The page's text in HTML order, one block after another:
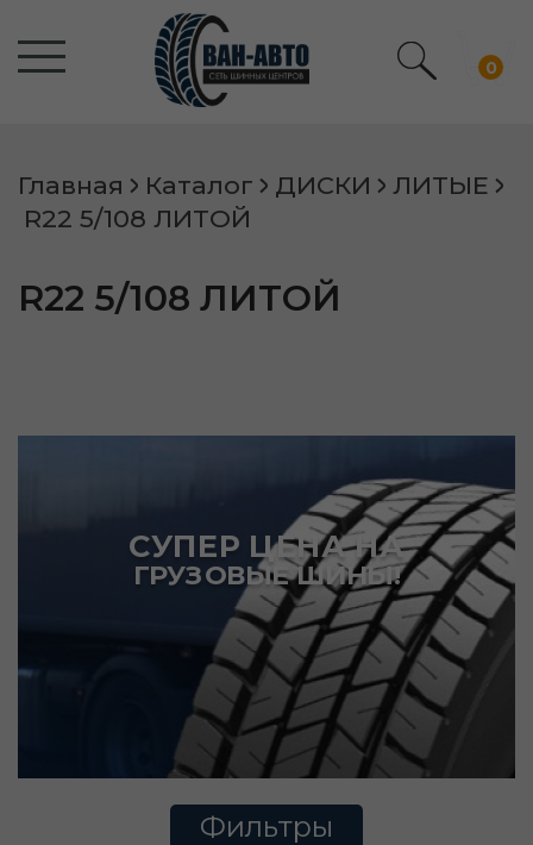
0
Главная Каталог ДИСКИ
ЛИТЫЕ
R22 5/108 ЛИТОЙ
R22 5/108 ЛИТОЙ
СУПЕР ЦЕНА НА
ГРУЗОВЫЕ ШИНЫ!
Фильтры